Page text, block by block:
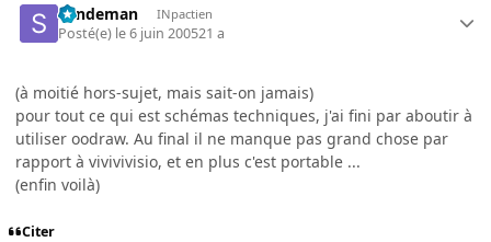
Sandeman INpactien
Posté(e) le 6 juin 200521 a
(à moitié hors-sujet, mais sait-on jamais)
pour tout ce qui est schémas techniques, j'ai fini par aboutir à
utiliser oodraw. Au final il ne manque pas grand chose par
rapport à vivivivisio, et en plus c'est portable ...
(enfin voilà)
Citer